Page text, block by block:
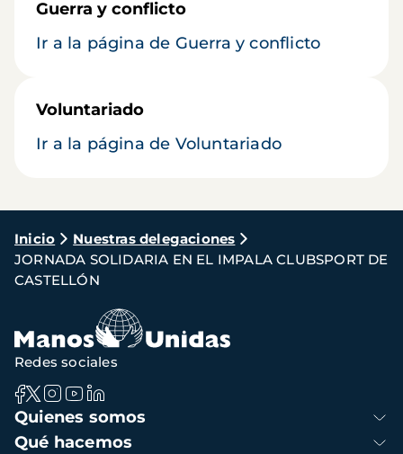
Guerra y conflicto
Ir a la página de Guerra y conflicto
Voluntariado
Ir a la página de Voluntariado
Ruta
de
navegación
Inicio
Nuestras delegaciones
JORNADA SOLIDARIA EN EL IMPALA CLUBSPORT DE
CASTELLÓN
Navegación
principal
Quienes somos
Qué hacemos
Redes sociales